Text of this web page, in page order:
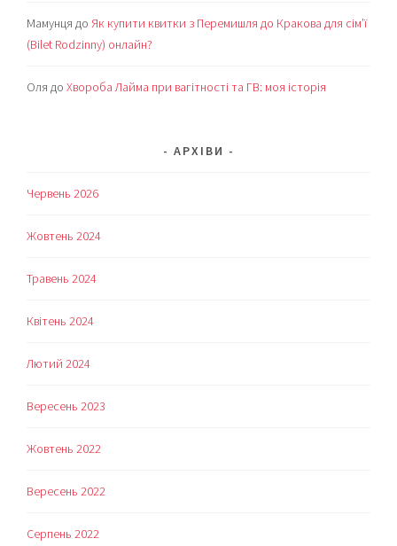
Мамунця до Як купити квитки з Перемишля до Кракова для сім’ї
(Bilet Rodzinny) онлайн?
Оля доХвороба Лайма при вагітності та ГВ: моя історія
АРХІВИ
Червень 2026
Жовтень 2024
Травень 2024
Квітень 2024
Лютий 2024
Вересень 2023
Жовтень 2022
Вересень 2022
Серпень 2022